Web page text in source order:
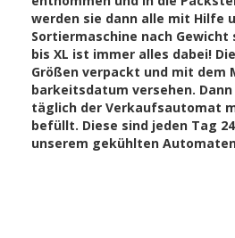
werden sie dann alle mit Hilfe
Sortiermaschine nach Gewicht
bis XL ist immer alles dabei!
Größen verpackt und mit dem
barkeitsdatum versehen.
täglich der Verkaufsautomat
befüllt. Diese sind jeden Tag
unserem gekühlten